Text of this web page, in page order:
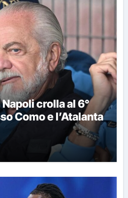
crolla al 6°
Como e l’Atalanta